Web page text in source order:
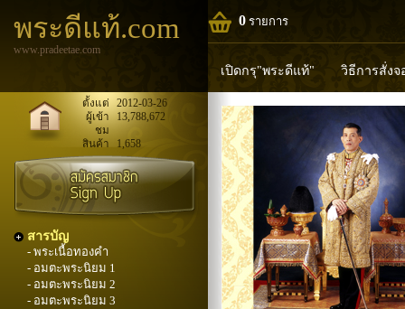
พระดีแท้.com
www.pradeetae.com
0 รายการ
เปิดกรุ"พระดีแท้" วิธีการสั่งจ
หลวงพ่อทวด หลวงปู่ทิม
พระพุทธวิริยากร
ตั้งแต่
2012-03-26
ผู้เข้า
ชม
13,788,672
สินค้า 1,658
สารบัญ
- พระเนื้อทองคำ
- อมตะพระนิยม 1
- อมตะพระนิยม 2
- อมตะพระนิยม 3